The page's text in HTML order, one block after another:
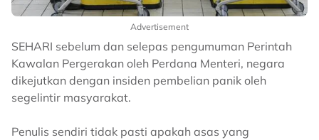
Advertisement
SEHARI sebelum dan selepas pengumuman Perintah
Kawalan Pergerakan oleh Perdana Menteri, negara
dikejutkan dengan insiden pembelian panik oleh
segelintir masyarakat.
Penulis sendiri tidak pasti apakah asas yang